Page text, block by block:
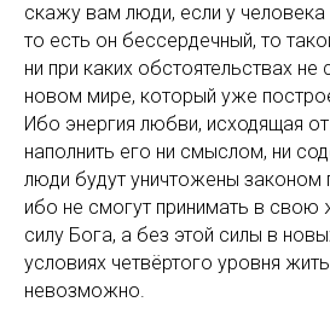
скажу вам люди, если у человека
то есть он бессердечный, то
ни при каких обстоятельствах
новом мире, который уже
Ибо энергия любви, исходящая
наполнить его ни смыслом, ни
люди будут уничтожены законом
ибо не смогут принимать в свою
силу Бога, а без этой силы в
условиях четвёртого уровня
невозможно.